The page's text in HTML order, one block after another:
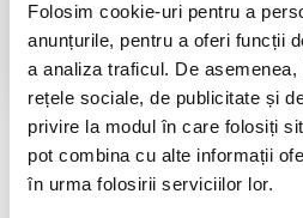
Folosim cookie-uri pentru a
anunțurile, pentru a oferi funcții
a analiza traficul. De
rețele sociale, de publicitate și
privire la modul în care folosiți
pot combina cu alte informații
în urma folosirii serviciilor lor.
in 14 zile si banii inapoi
GARANTIE PRODUSE
pentru toate produsele
DESCRIERE PRODUS